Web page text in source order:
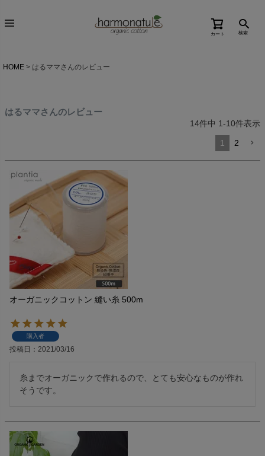
カート 検索
HOME はるママさんのレビュー
はるママさんのレビュー
14件中 1-10件表示
1 2
オーガニックコットン 縫い糸 500m
購入者
投稿日 2021/03/16
糸までオーガニックで作れるので、とても安心なものが作れ
そうです。